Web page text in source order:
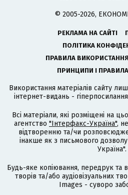
© 2005-2026,
РЕКЛАМА НА САЙТІ
ПОЛІТИКА
ПРАВИЛА ВИКОРИСТАННЯ
ПРИНЦИПИ І
Використання матеріалів сайту
інтернет-видань -
Всі матеріали, які розміщені на
агентство "Інтерфакс-Україна",
відтворенню та/чи
інакше як з письмового
Україна".
Будь-яке копіювання, передрук та
творів та/або аудіовізуальних
Images - суворо